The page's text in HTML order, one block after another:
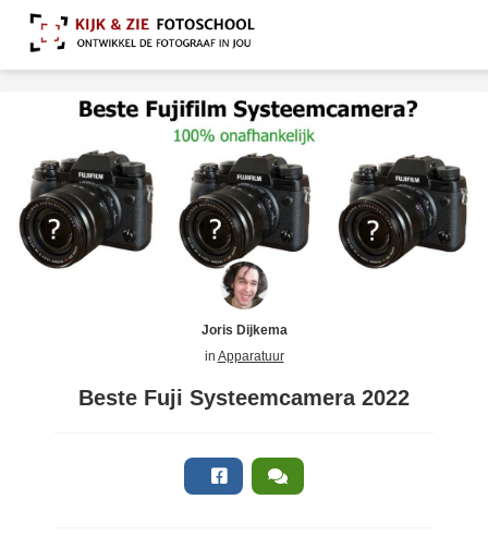
Joris Dijkema
in Apparatuur
Beste Fuji Systeemcamera 2022